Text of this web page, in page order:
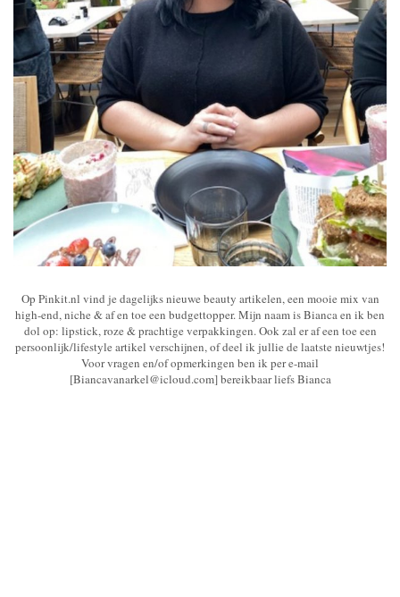
Op Pinkit.nl vind je dagelijks nieuwe beauty artikelen, een mooie mix van
high-end, niche & af en toe een budgettopper. Mijn naam is Bianca en ik ben
dol op: lipstick, roze & prachtige verpakkingen. Ook zal er af een toe een
persoonlijk/lifestyle artikel verschijnen, of deel ik jullie de laatste nieuwtjes!
Voor vragen en/of opmerkingen ben ik per e-mail
[Biancavanarkel@icloud.com] bereikbaar liefs Bianca